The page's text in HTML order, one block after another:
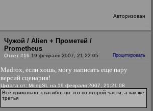
Авторизован
Чужой / Alien + Прометей /
Prometheus
Ответ #16 19 февраля 2007, 21:22:05 Процитировать
Madrox, если хошь, могу написать еще пару
версий сценария!
Цитата от: MoogSL на 19 февраля 2007, 21:21:08
Всё прикольно, спасибо, но это по второй части, а как же
третья